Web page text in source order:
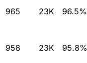
965 23K 96.5%
958 23K 95.8%